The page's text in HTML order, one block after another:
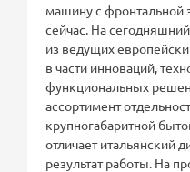
машину с фронтальной
сейчас. На
из ведущих
в части инноваций,
функциональных
ассортимент
крупногабаритной
отличает итальянский
результат работы. На